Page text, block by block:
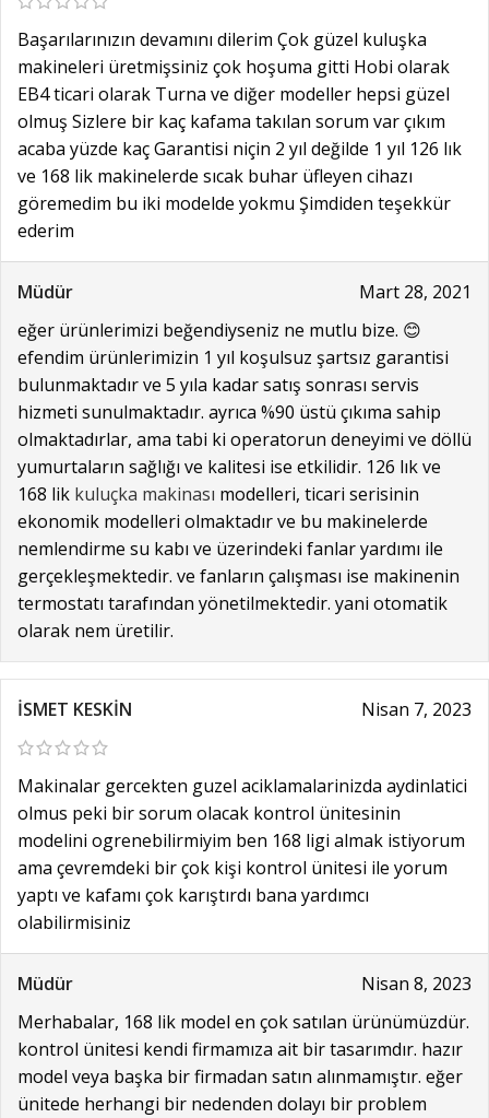
Başarılarınızın devamını dilerim Çok güzel kuluşka
makineleri üretmişsiniz çok hoşuma gitti Hobi olarak
EB4 ticari olarak Turna ve diğer modeller hepsi güzel
olmuş Sizlere bir kaç kafama takılan sorum var çıkım
acaba yüzde kaç Garantisi niçin 2 yıl değilde 1 yıl 126 lık
ve 168 lik makinelerde sıcak buhar üfleyen cihazı
göremedim bu iki modelde yokmu Şimdiden teşekkür
ederim
Müdür
Mart 28, 2021
eğer ürünlerimizi beğendiyseniz ne mutlu bize. 😊
efendim ürünlerimizin 1 yıl koşulsuz şartsız garantisi
bulunmaktadır ve 5 yıla kadar satış sonrası servis
hizmeti sunulmaktadır. ayrıca %90 üstü çıkıma sahip
olmaktadırlar, ama tabi ki operatorun deneyimi ve döllü
yumurtaların sağlığı ve kalitesi ise etkilidir. 126 lık ve
168 lik kuluçka makinası modelleri, ticari serisinin
ekonomik modelleri olmaktadır ve bu makinelerde
nemlendirme su kabı ve üzerindeki fanlar yardımı ile
gerçekleşmektedir. ve fanların çalışması ise makinenin
termostatı tarafından yönetilmektedir. yani otomatik
olarak nem üretilir.
İSMET KESKİN Nisan 7, 2023
Makinalar gercekten guzel aciklamalarinizda aydinlatici
olmus peki bir sorum olacak kontrol ünitesinin
modelini ogrenebilirmiyim ben 168 ligi almak istiyorum
ama çevremdeki bir çok kişi kontrol ünitesi ile yorum
yaptı ve kafamı çok karıştırdı bana yardımcı
olabilirmisiniz
Müdür
Nisan 8, 2023
Merhabalar, 168 lik model en çok satılan ürünümüzdür.
kontrol ünitesi kendi firmamıza ait bir tasarımdır. hazır
model veya başka bir firmadan satın alınmamıştır. eğer
ünitede herhangi bir nedenden dolayı bir problem